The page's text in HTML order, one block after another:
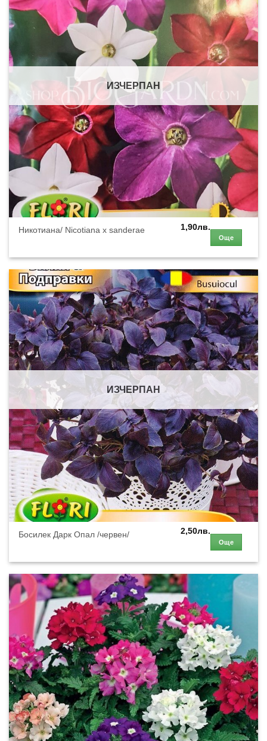
ИЗЧЕРПАН
Никотиана/ Nicotiana x sanderae 1,90лв.
Още
ИЗЧЕРПАН
Босилек Дарк Опал /червен/ 2,50лв.
Още